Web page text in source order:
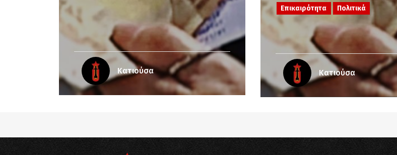
Κατιούσα
Επικαιρότητα Πολιτικά
Κατιούσα